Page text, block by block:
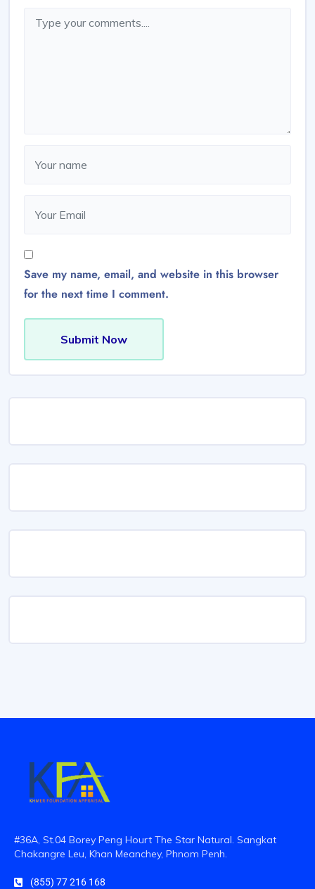
Save my name, email, and website in this browser
for the next time I comment.
Submit Now
#36A, St.04 Borey Peng Hourt The Star Natural. Sangkat
Chakangre Leu, Khan Meanchey, Phnom Penh.
(855) 77 216 168